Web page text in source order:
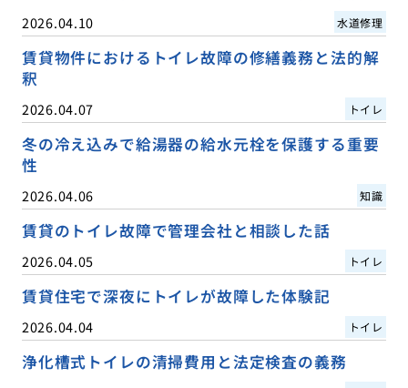
2026.04.10 水道修理
賃貸物件におけるトイレ故障の修繕義務と法的解
釈
2026.04.07 トイレ
冬の冷え込みで給湯器の給水元栓を保護する重要
性
2026.04.06 知識
賃貸のトイレ故障で管理会社と相談した話
2026.04.05 トイレ
賃貸住宅で深夜にトイレが故障した体験記
2026.04.04 トイレ
浄化槽式トイレの清掃費用と法定検査の義務